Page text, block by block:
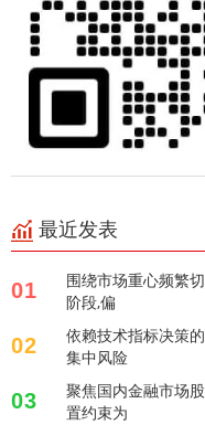
最近发表
01
围绕市场重心频繁
阶段,偏
02
依赖技术指标决策
集中风险
03
聚焦国内金融市场
置约束为